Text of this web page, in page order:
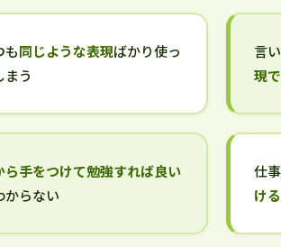
も同じような表現ばかり使っ
まう
言
現
ら手をつけて勉強すれば良い
からない
仕
け